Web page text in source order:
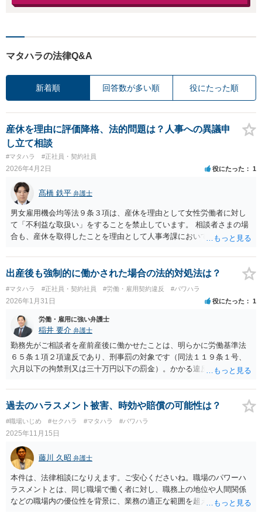
マタハラの法律Q&A
新着順 回答数が多い順 役にたった順
産休を理由に評価降格、法的問題は？人事への異議申
し立て相談
#マタハラ #正社員・契約社員
2026年4月2日 役にたった 1
髙橋 鉄平 弁護士
男女雇用機会均等法９条３項は、産休を理由として女性労働者に対し
て「不利益な取扱い」をすることを禁止しています。 相談者さまの場
合も、産休を取得したことを理由として人事考課において評価を下げ
取扱い」に該当すると考えられます。 したがって、社内の苦情受付窓
口や各都道府県の労働局に対して、産休を理由に不利益な取扱いをさ
出産後も強制的に働かされた場合の法的対処法は？
#マタハラ #正社員・契約社員 #労働・雇用契約違反 #パワハラ
2026年1月31日 役にたった 1
労働・雇用に強い弁護士
稲井 要介 弁護士
勤務先がご相談者を産前産後に働かせたことは、明らかに労働基準法
６５条１項２項違反であり、刑事罰の対象です（同法１１９条１号、
六月以下の拘禁刑又は三十万円以下の罰金）。かかる違反行為を労働
事上の請求として、①未払賃金の支払請求、②不法行為に基づく損害
賠償請求をすることが考えられます。②の損害額には、慰謝料の他
に、通院費などの実費が含まれます。 労働基準法 （産前産後） 第六
十五条 使用者は、六週間（多胎妊娠の場合にあつては、十四週間）
以内に出産する予定の女性が休業を請求した場合においては、その者
を就業させてはならない。 ② 使用者は、産後八週間を経過しない女
性を就業させてはならない。ただし、産後六週間を経過した女性が請
求した場合において、その者について医師が支障がないと認めた業務
に就かせることは、差し支えない。
過去のハラスメント被害、時効や賠償の可能性は？
#職場いじめ #セクハラ #マタハラ #パワハラ
2025年11月15日
藤川 久昭 弁護士
本件は、法律相談になりえます。ご安心くださいね。職場のパワーハ
ラスメントとは、同じ職場で働く者に対し、職務上の地位や人間関係
などの職場内の優位性を背景に、業務の適正な範囲を超えて、精神